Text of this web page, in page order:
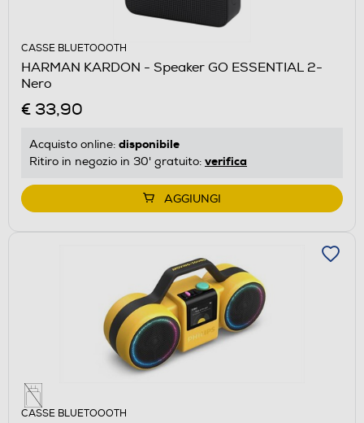
CASSE BLUETOOOTH
HARMAN KARDON - Speaker GO ESSENTIAL 2-
Nero
€ 33,90
Acquisto online: disponibile
Ritiro in negozio in 30' gratuito: verifica
AGGIUNGI
CASSE BLUETOOOTH